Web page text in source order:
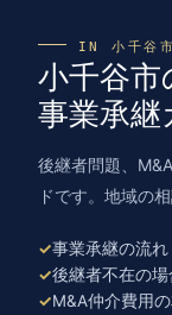
IN 小千谷
小千谷市
事業承継
後継者問題、
ドです。地域の
事業承継の流
後継者不在の
M&A仲介費用